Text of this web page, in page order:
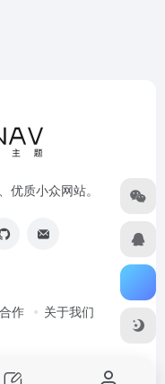
优质小众网站。
作 关于我们